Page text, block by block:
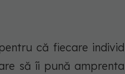
că fiecare individ
să îi pună amprenta